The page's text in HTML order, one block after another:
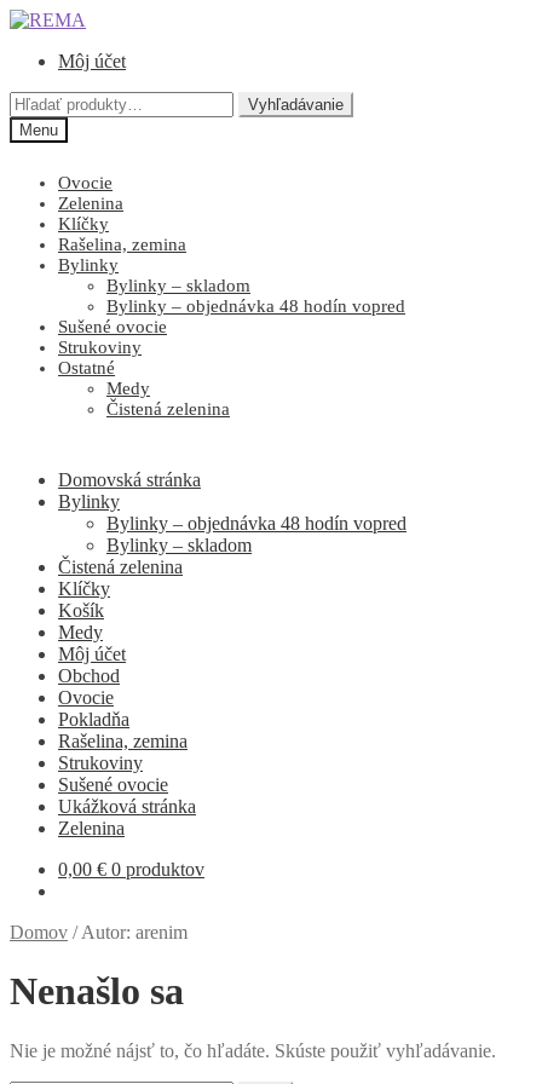
Preskočiť
navigáciu
Preskočiť
obsah
Môj účet
Hľadať:
Vyhľadávanie
Menu
Ovocie
Zelenina
Klíčky
Rašelina, zemina
Bylinky
Bylinky – skladom
Bylinky – objednávka 48 hodín vopred
Sušené ovocie
Strukoviny
Ostatné
Medy
Čistená zelenina
Domovská stránka
Bylinky
Bylinky – objednávka 48 hodín vopred
Bylinky – skladom
Čistená zelenina
Klíčky
Košík
Medy
Môj účet
Obchod
Ovocie
Pokladňa
Rašelina, zemina
Strukoviny
Sušené ovocie
Ukážková stránka
Zelenina
0,00 € 0 produktov
Domov /Autor: arenim
Nenašlo sa
Nie je možné nájsť to, čo hľadáte. Skúste použiť vyhľadávanie.